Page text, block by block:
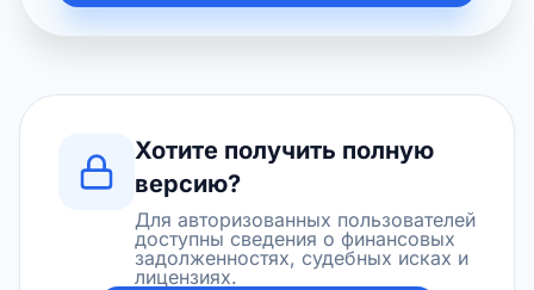
Хотите получить полную
версию?
Для авторизованных пользователей
доступны сведения о финансовых
задолженностях, судебных исках и
лицензиях.